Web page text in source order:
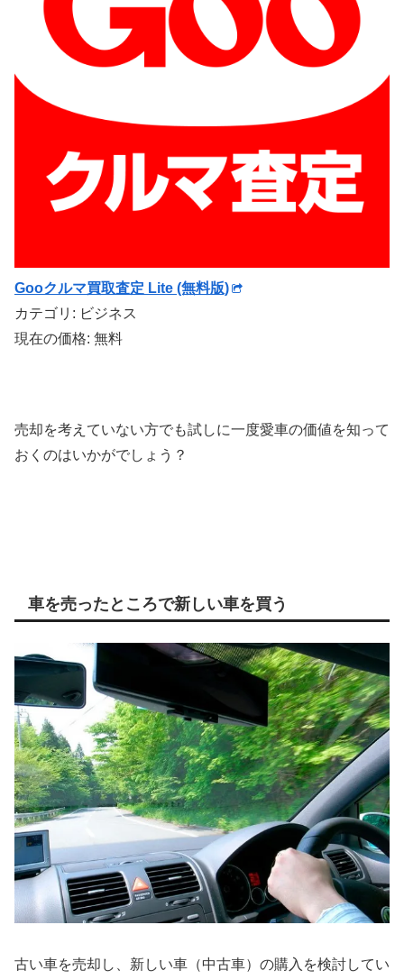
Gooクルマ買取査定 Lite (無料版)
カテゴリ: ビジネス
現在の価格: 無料
売却を考えていない方でも試しに一度愛車の価値を知って
おくのはいかがでしょう？
車を売ったところで新しい車を買う
古い車を売却し、新しい車（中古車）の購入を検討してい